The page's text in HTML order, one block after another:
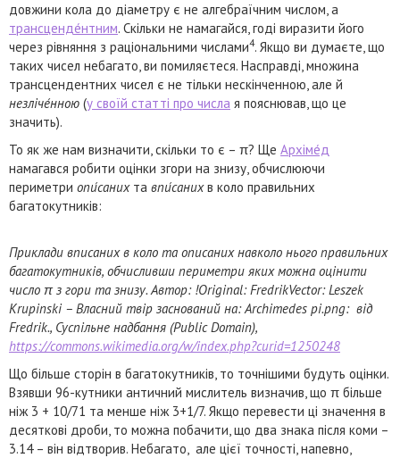
довжини кола до діаметру є не алгебраїчним числом, а
трансценде́нтним. Скільки не намагайся, годі виразити його
через рівняння з раціональними числами4. Якщо ви думаєте, що
таких чисел небагато, ви помиляєтеся. Насправді, множина
трансцендентних чисел є не тільки нескінченною, але й
незліче́нною (у своїй статті про числа я пояснював, що це
значить).
То як же нам визначити, скільки то є – π? Ще Архіме́д
намагався робити оцінки згори на знизу, обчислюючи
периметри опи́санихта впи́санихв коло правильних
багатокутників:
Приклади вписаних в коло та описаних навколо нього правильних
багатокутників, обчисливши периметри яких можна оцінити
число π з гори та знизу. Автор: !Original: FredrikVector: Leszek
Krupinski – Власний твір заснований на: Archimedes pi.png: від
Fredrik., Суспільне надбання (Public Domain),
https://commons.wikimedia.org/w/index.php?curid=1250248
Що більше сторін в багатокутників, то точнішими будуть оцінки.
Взявши 96-кутники античний мислитель визначив, що π більше
ніж 3 + 10/71 та менше ніж 3+1/7. Якщо перевести ці значення в
десяткові дроби, то можна побачити, що два знака після коми –
3.14 – він відтворив. Небагато, але цієї точності, напевно,